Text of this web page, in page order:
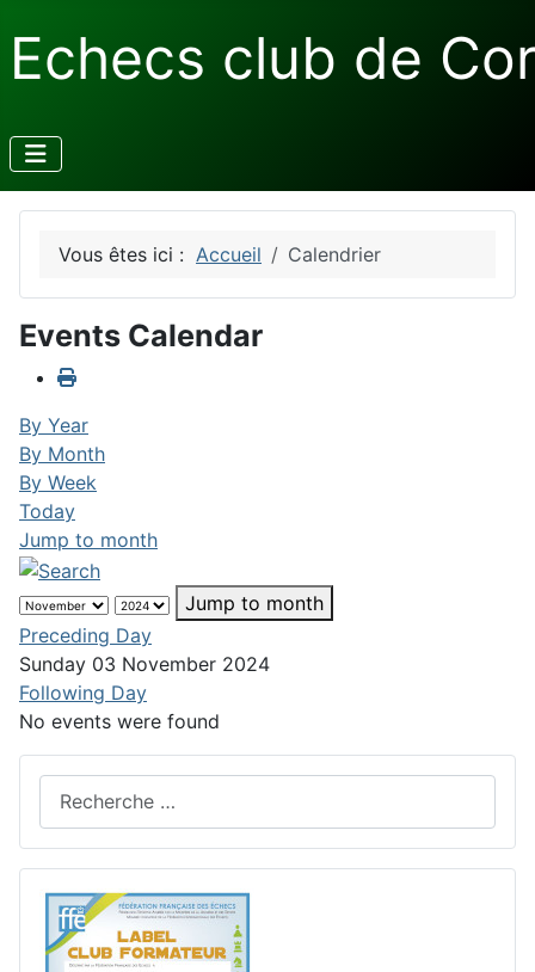
Echecs club de
Vous êtes ici : Accueil Calendrier
Events Calendar
By Year
By Month
By Week
Today
Jump to month
Jump to month
Preceding Day
Sunday 03 November 2024
Following Day
No events were found